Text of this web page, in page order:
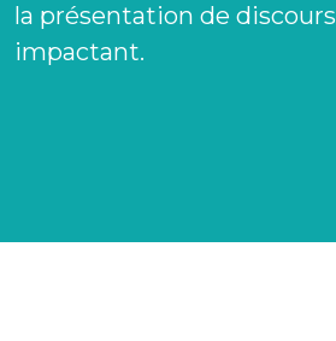
la présentation de discours
impactant.